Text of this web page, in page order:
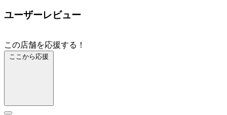
ユーザーレビュー
この店舗を応援する！
ここから応援